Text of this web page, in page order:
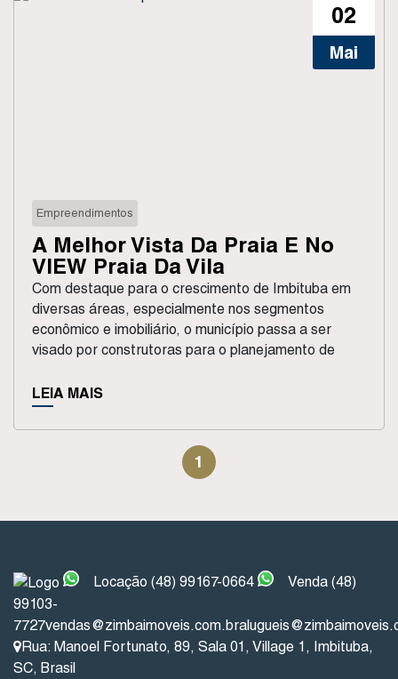
02
Mai
Empreendimentos
A Melhor Vista Da Praia É No
VIEW Praia Da Vila
Com destaque para o crescimento de Imbituba em
diversas áreas, especialmente nos segmentos
econômico e imobiliário, o município passa a ser
visado por construtoras para o planejamento de
LEIA MAIS
1
Locação (48) 99167-0664
Venda (48)
99103-
7727vendas@zimbaimoveis.com.br
Rua: Manoel Fortunato, 89, Sala 01 , Village 1 , Imbituba,
SC, Brasil